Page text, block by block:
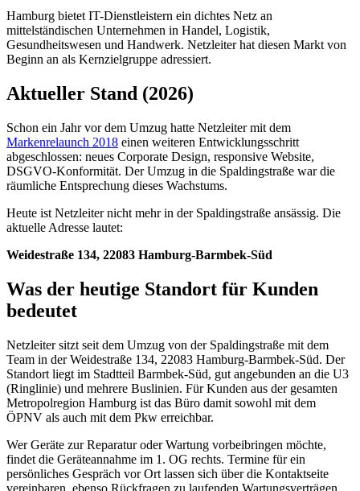
Hamburg bietet IT-Dienstleistern ein dichtes Netz an
mittelständischen Unternehmen in Handel, Logistik,
Gesundheitswesen und Handwerk. Netzleiter hat diesen Markt von
Beginn an als Kernzielgruppe adressiert.
Aktueller Stand (2026)
Schon ein Jahr vor dem Umzug hatte Netzleiter mit dem
Markenrelaunch 2018 einen weiteren Entwicklungsschritt
abgeschlossen: neues Corporate Design, responsive Website,
DSGVO-Konformität. Der Umzug in die Spaldingstraße war die
räumliche Entsprechung dieses Wachstums.
Heute ist Netzleiter nicht mehr in der Spaldingstraße ansässig. Die
aktuelle Adresse lautet:
Weidestraße 134, 22083 Hamburg-Barmbek-Süd
Was der heutige Standort für Kunden
bedeutet
Netzleiter sitzt seit dem Umzug von der Spaldingstraße mit dem
Team in der Weidestraße 134, 22083 Hamburg-Barmbek-Süd. Der
Standort liegt im Stadtteil Barmbek-Süd, gut angebunden an die U3
(Ringlinie) und mehrere Buslinien. Für Kunden aus der gesamten
Metropolregion Hamburg ist das Büro damit sowohl mit dem
ÖPNV als auch mit dem Pkw erreichbar.
Wer Geräte zur Reparatur oder Wartung vorbeibringen möchte,
findet die Geräteannahme im 1. OG rechts. Termine für ein
persönliches Gespräch vor Ort lassen sich über die Kontaktseite
vereinbaren, ebenso Rückfragen zu laufenden Wartungsverträgen